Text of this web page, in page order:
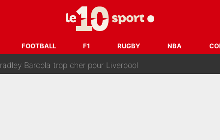
FOOTBALL F1 RUGBY NBA
Pablo Longoria : Quelques semaines après son départ, l'ancien
pour violences conjugales : Un arbitre français
la nomination de Zinedine Zidane, c'est au tour de son
et bientôt Fernando Alonso ? Le classement des pilotes les mieux